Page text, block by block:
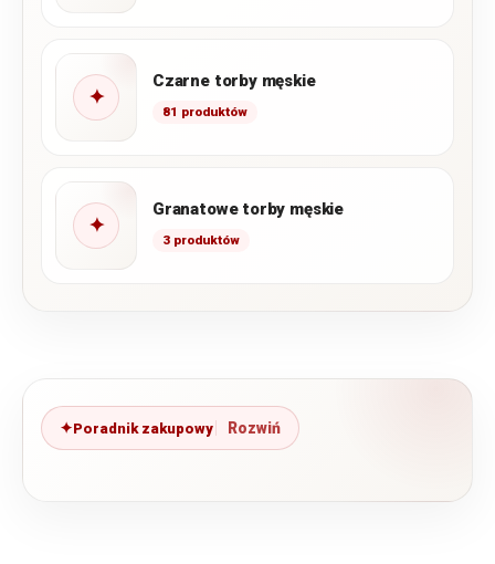
✦
Czarne torby męskie
81 produktów
✦
Granatowe torby męskie
3 produktów
Poradnik zakupowy